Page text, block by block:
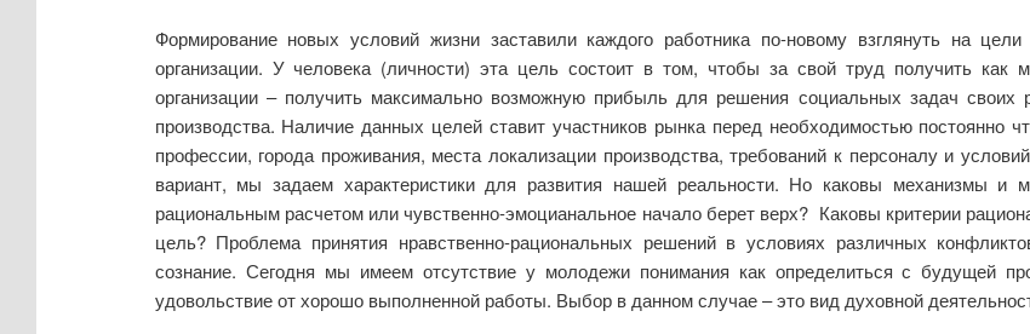
Формирование новых условий жизни заставили каждого работника по-новому взглянуть на
организации. У человека (личности) эта цель состоит в том, чтобы за свой труд получить
организации – получить максимально возможную прибыль для решения социальных задач своих
производства. Наличие данных целей ставит участников рынка перед необходимостью постоянно
профессии, города проживания, места локализации производства, требований к персоналу и
вариант, мы задаем характеристики для развития нашей реальности. Но каковы механизмы и
рациональным расчетом или чувственно-эмоцианальное начало берет верх? Каковы критерии
цель? Проблема принятия нравственно-рациональных решений в условиях различных
сознание. Сегодня мы имеем отсутствие у молодежи понимания как определиться с будущей
удовольствие от хорошо выполненной работы. Выбор в данном случае – это вид духовной